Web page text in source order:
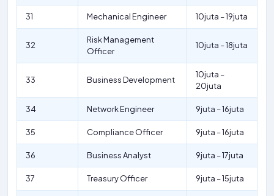
31 Mechanical Engineer 10juta – 19juta
32
Risk Management
Officer
10juta – 18juta
33 Business Development
10juta –
20juta
34 Network Engineer 9juta – 16juta
35 Compliance Officer 9juta – 16juta
36 Business Analyst 9juta – 17juta
37 Treasury Officer 9juta – 15juta